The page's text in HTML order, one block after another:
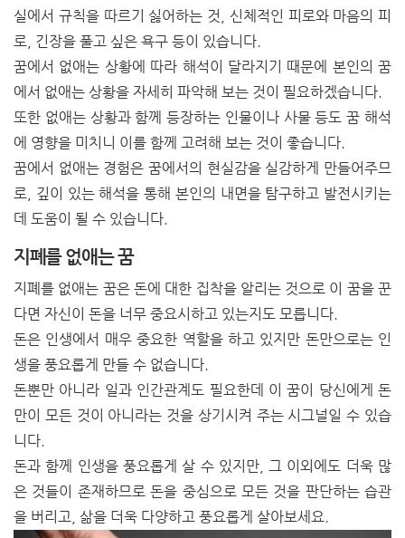
실에서 규칙을 따르기 싫어하는 것, 신체적인 피로와 마음의 피
로, 긴장을 풀고 싶은 욕구 등이 있습니다.
꿈에서 없애는 상황에 따라 해석이 달라지기 때문에 본인의 꿈
에서 없애는 상황을 자세히 파악해 보는 것이 필요하겠습니다.
또한 없애는 상황과 함께 등장하는 인물이나 사물 등도 꿈 해석
에 영향을 미치니 이를 함께 고려해 보는 것이 좋습니다.
꿈에서 없애는 경험은 꿈에서의 현실감을 실감하게 만들어주므
로, 깊이 있는 해석을 통해 본인의 내면을 탐구하고 발전시키는
데 도움이 될 수 있습니다.
지폐를 없애는 꿈
지폐를 없애는 꿈은 돈에 대한 집착을 알리는 것으로 이 꿈을 꾼
다면 자신이 돈을 너무 중요시하고 있는지도 모릅니다.
돈은 인생에서 매우 중요한 역할을 하고 있지만 돈만으로는 인
생을 풍요롭게 만들 수 없습니다.
돈뿐만 아니라 일과 인간관계도 필요한데 이 꿈이 당신에게 돈
만이 모든 것이 아니라는 것을 상기시켜 주는 시그널일 수 있습
니다.
돈과 함께 인생을 풍요롭게 살 수 있지만, 그 이외에도 더욱 많
은 것들이 존재하므로 돈을 중심으로 모든 것을 판단하는 습관
을 버리고, 삶을 더욱 다양하고 풍요롭게 살아보세요.